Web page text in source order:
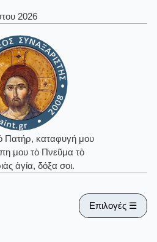
2026
Πατήρ, καταφυγή μου
μου τὸ Πνεῦμα τὸ
ἁγία, δόξα σοι.
Επιλογές ☰